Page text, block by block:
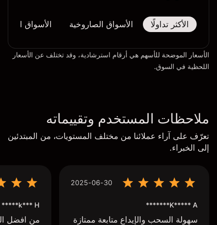
الأكثر تداولًا الأسواق الصاروخية الأسواق
الأسعار الموضحة للأسهم هي أرقام استرشادية، وقد تختلف عن الأسعار
اللحظية في السوق.
ملاحظات المستخدم وتقييماته
تعرّف على آراء عملائنا من مختلف المستويات، من المبتدئين
إلى الخبراء.
2025-06-30
K***** A*******
سهولة السحب والإيداع متابعة ممتازة
k*** H*****
من افضل